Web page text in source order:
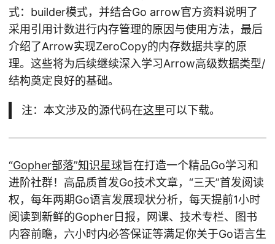
式：builder模式，并结合Go arrow官方资料说明了
采用引用计数进行内存管理的原因与使用方法，最后
介绍了Arrow实现ZeroCopy的内存数据共享的原
理。这些将为后续继续深入学习Arrow高级数据类型/
结构奠定良好的基础。
注：本文涉及的源代码在这里可以下载。
“Gopher部落”知识星球旨在打造一个精品Go学习和
进阶社群！高品质首发Go技术文章，“三天”首发阅读
权，每年两期Go语言发展现状分析，每天提前1小时
阅读到新鲜的Gopher日报，网课、技术专栏、图书
内容前瞻，六小时内必答保证等满足你关于Go语言生